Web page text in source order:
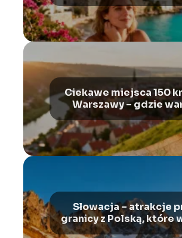
Ciekawe miejsca 150
Warszawy – gdzie
pojechać?
Słowacja – atrakcje
granicy z Polską, które
zobaczyć